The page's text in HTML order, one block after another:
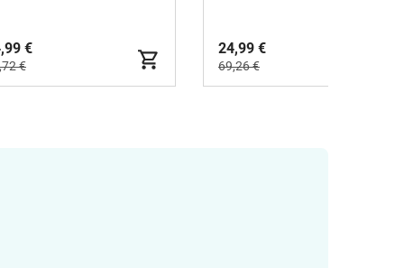
€
€
24,99 €
69,26 €